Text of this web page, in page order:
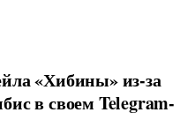
«Хибины» из-за
в своем Telegram-